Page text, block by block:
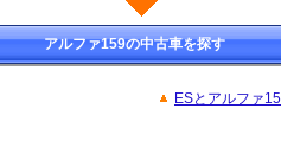
アルファ159の中古車を探す
ESとアルファ